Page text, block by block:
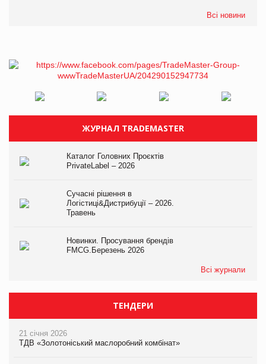
Всі новини
ЖУРНАЛ TRADEMASTER
Каталог Головних Проєктів
PrivateLabel – 2026
Сучасні рішення в
Логістиці&Дистрибуції – 2026.
Травень
Новинки. Просування брендів
FMCG.Березень 2026
Всі журнали
ТЕНДЕРИ
21 січня 2026
ТДВ «Золотоніський маслоробний комбінат»